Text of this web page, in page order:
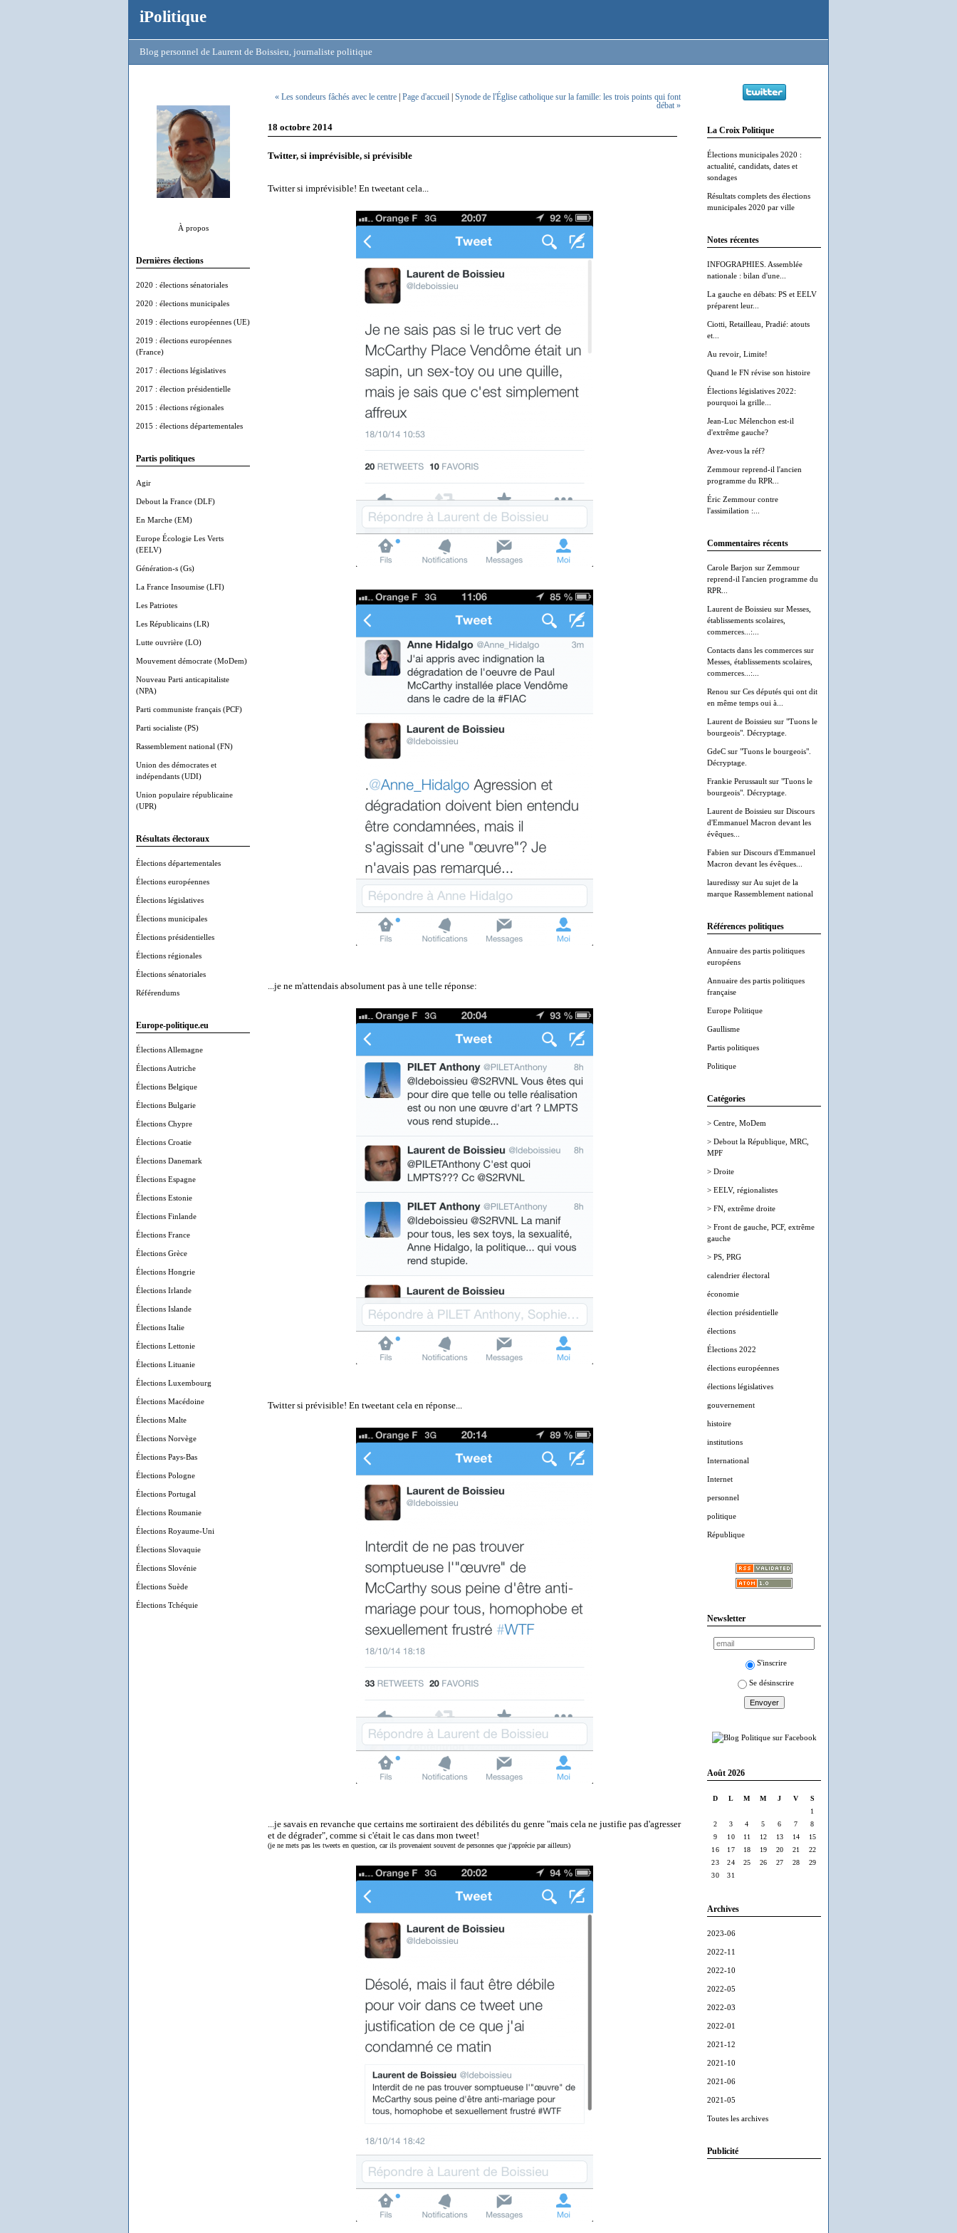
iPolitique
Blog personnel de Laurent de Boissieu, journaliste politique
À propos
Dernières élections
2020 : élections sénatoriales
2020 : élections municipales
2019 : élections européennes (UE)
2019 : élections européennes
(France)
2017 : élections législatives
2017 : élection présidentielle
2015 : élections régionales
2015 : élections départementales
Partis politiques
Agir
Debout la France (DLF)
En Marche (EM)
Europe Écologie Les Verts
(EELV)
Génération-s (Gs)
La France Insoumise (LFI)
Les Patriotes
Les Républicains (LR)
Lutte ouvrière (LO)
Mouvement démocrate (MoDem)
Nouveau Parti anticapitaliste
(NPA)
Parti communiste français (PCF)
Parti socialiste (PS)
Rassemblement national (FN)
Union des démocrates et
indépendants (UDI)
Union populaire républicaine
(UPR)
Résultats électoraux
Élections départementales
Élections européennes
Élections législatives
Élections municipales
Élections présidentielles
Élections régionales
Élections sénatoriales
Référendums
Europe-politique.eu
Élections Allemagne
Élections Autriche
Élections Belgique
Élections Bulgarie
Élections Chypre
Élections Croatie
Élections Danemark
Élections Espagne
Élections Estonie
Élections Finlande
Élections France
Élections Grèce
Élections Hongrie
Élections Irlande
Élections Islande
Élections Italie
Élections Lettonie
Élections Lituanie
Élections Luxembourg
Élections Macédoine
Élections Malte
Élections Norvège
Élections Pays-Bas
Élections Pologne
Élections Portugal
Élections Roumanie
Élections Royaume-Uni
Élections Slovaquie
Élections Slovénie
Élections Suède
Élections Tchéquie
La Croix Politique
Élections municipales 2020 :
actualité, candidats, dates et
sondages
Résultats complets des élections
municipales 2020 par ville
Notes récentes
INFOGRAPHIES. Assemblée
nationale : bilan d'une...
La gauche en débats: PS et EELV
préparent leur...
Ciotti, Retailleau, Pradié: atouts
et...
Au revoir, Limite!
Quand le FN révise son histoire
Élections législatives 2022:
pourquoi la grille...
Jean-Luc Mélenchon est-il
d'extrême gauche?
Avez-vous la réf?
Zemmour reprend-il l'ancien
programme du RPR...
Éric Zemmour contre
l'assimilation :...
Commentaires récents
Carole Barjon sur Zemmour
reprend-il l'ancien programme du
RPR...
Laurent de Boissieu sur Messes,
établissements scolaires,
commerces...:...
Contacts dans les commerces sur
Messes, établissements scolaires,
commerces...:...
Renou sur Ces députés qui ont dit
en même temps oui à...
Laurent de Boissieu sur "Tuons le
bourgeois". Décryptage.
GdeC sur "Tuons le bourgeois".
Décryptage.
Frankie Perussault sur "Tuons le
bourgeois". Décryptage.
Laurent de Boissieu sur Discours
d'Emmanuel Macron devant les
évêques...
Fabien sur Discours d'Emmanuel
Macron devant les évêques...
lauredissy sur Au sujet de la
marque Rassemblement national
Références politiques
Annuaire des partis politiques
européens
Annuaire des partis politiques
française
Europe Politique
Gaullisme
Partis politiques
Politique
Catégories
> Centre, MoDem
> Debout la République, MRC,
MPF
> Droite
> EELV, régionalistes
> FN, extrême droite
> Front de gauche, PCF, extrême
gauche
> PS, PRG
calendrier électoral
économie
élection présidentielle
élections
Élections 2022
élections européennes
élections législatives
gouvernement
histoire
institutions
International
Internet
personnel
politique
République
Newsletter
S'inscrire
Se désinscrire
Août 2026
D L M M J V
S
1
2
3 4 5 6 7
8
9
10 11 12 13 14
15
16
17 18 19 20 21
22
23
24 25 26 27 28
29
30
31
Archives
2023-06
2022-11
2022-10
2022-05
2022-03
2022-01
2021-12
2021-10
2021-06
2021-05
Toutes les archives
Publicité
« Les sondeurs fâchés avec le centre Page d'accueil
Synode de l'Église catholique sur la famille: les trois points qui font
débat »
18 octobre 2014
Twitter, si imprévisible, si prévisible
Twitter si imprévisible! En tweetant cela...
...je ne m'attendais absolument pas à une telle réponse:
Twitter si prévisible! En tweetant cela en réponse...
...je savais en revanche que certains me sortiraient des débilités du genre "mais cela ne justifie pas d'agresser
et de dégrader", comme si c'était le cas dans mon tweet!
(je ne mets pas les tweets en question, car ils provenaient souvent de personnes que j'apprécie par ailleurs)